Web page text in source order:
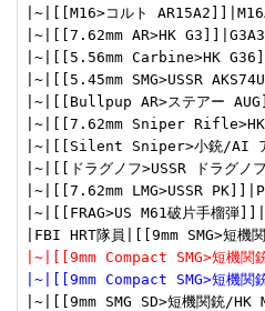
|~|[[M16>コルト
|~|[[7.62mm AR>HK
|~|[[5.56mm Carbine>HK
|~|[[5.45mm SMG>USSR
|~|[[Bullpup AR>ステアー
|~|[[7.62mm Sniper Rifle>HK
|~|[[Silent Sniper>小銃/AI ア
|~|[[ドラグノフ>USSR ドラグノ
|~|[[7.62mm LMG>USSR
|~|[[FRAG>US M61破片手榴弾]]|
|~|[[9mm Compact SMG>短機
|~|[[9mm Compact SMG>短機
|~|[[9mm SMG SD>短機関銃/HK